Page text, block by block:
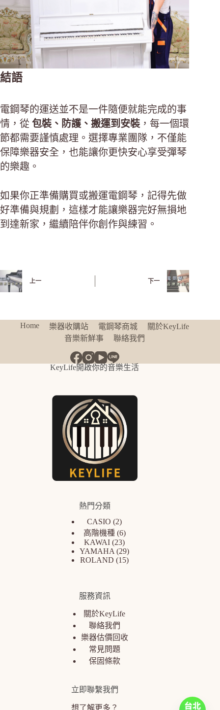
結語
電鋼琴的運送並不是一件隨便就能完成的事
情，從 包裝、防護、搬運到安裝 ，每一個環
節都需要謹慎處理。選擇專業團隊，不僅能
保障樂器安全，也能讓你更快安心享受彈琴
的樂趣。
如果你正準備購買或搬運電鋼琴，記得先做
好準備與規劃，這樣才能讓樂器完好無損地
到達新家，繼續陪伴你創作與練習。
上一 下一
Home 樂器收購站 電鋼琴商城
關於KeyLife
音樂新鮮事
聯絡我們
KeyLife開啟你的音樂生活
熱門分類
CASIO
2
高階機種 6
KAWAI 23
YAMAHA
29
ROLAND
15
服務資訊
關於KeyLife
聯絡我們
樂器估價回收
常見問題
保固條款
立即聯繫我們
想了解更多？